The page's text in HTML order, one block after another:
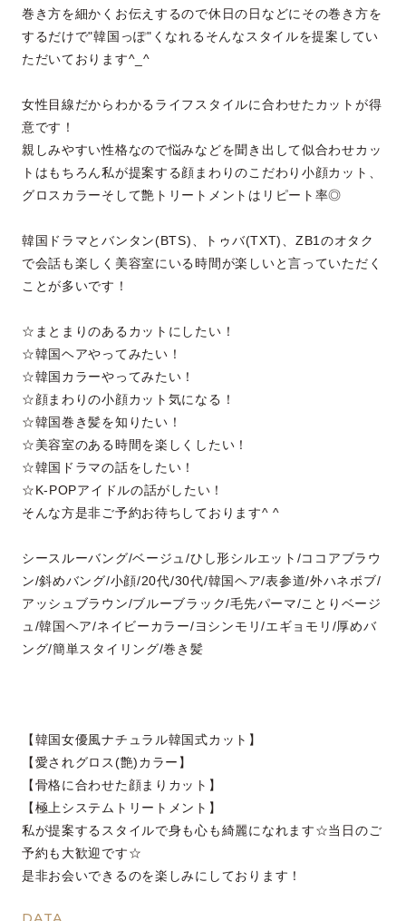
巻き方を細かくお伝えするので休日の日などにその巻き方を
するだけで"韓国っぽ"くなれるそんなスタイルを提案してい
ただいております^_^
女性目線だからわかるライフスタイルに合わせたカットが得
意です！
親しみやすい性格なので悩みなどを聞き出して似合わせカッ
トはもちろん私が提案する顔まわりのこだわり小顔カット、
グロスカラーそして艶トリートメントはリピート率◎
韓国ドラマとバンタン(BTS)、トゥバ(TXT)、ZB1のオタク
で会話も楽しく美容室にいる時間が楽しいと言っていただく
ことが多いです！
☆まとまりのあるカットにしたい！
☆韓国ヘアやってみたい！
☆韓国カラーやってみたい！
☆顔まわりの小顔カット気になる！
☆韓国巻き髪を知りたい！
☆美容室のある時間を楽しくしたい！
☆韓国ドラマの話をしたい！
☆K-POPアイドルの話がしたい！
そんな方是非ご予約お待ちしております^ ^
シースルーバング/ベージュ/ひし形シルエット/ココアブラウ
ン/斜めバング/小顔/20代/30代/韓国ヘア/表参道/外ハネボブ/
アッシュブラウン/ブルーブラック/毛先パーマ/ことりベージ
ュ/韓国ヘア/ネイビーカラー/ヨシンモリ/エギョモリ/厚めバ
ング/簡単スタイリング/巻き髪
【韓国女優風ナチュラル韓国式カット】
【愛されグロス(艶)カラー】
【骨格に合わせた顔まりカット】
【極上システムトリートメント】
私が提案するスタイルで身も心も綺麗になれます☆当日のご
予約も大歓迎です☆
是非お会いできるのを楽しみにしております！